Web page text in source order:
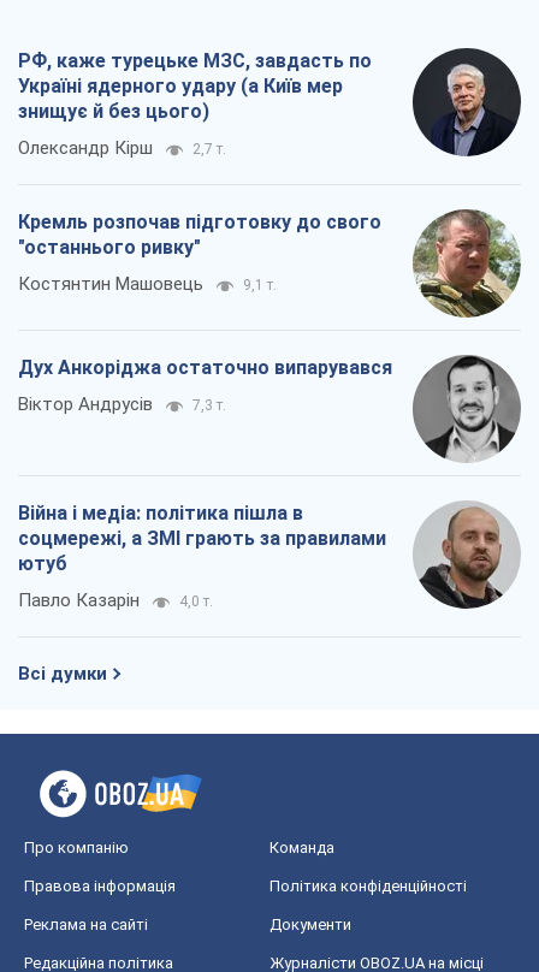
РФ, каже турецьке МЗС, завдасть по
Україні ядерного удару (а Київ мер
знищує й без цього)
Олександр Кірш 2,7 т.
Кремль розпочав підготовку до свого
"останнього ривку"
Костянтин Машовець 9,1 т.
Дух Анкоріджа остаточно випарувався
Віктор Андрусів 7,3 т.
Війна і медіа: політика пішла в
соцмережі, а ЗМІ грають за правилами
ютуб
Павло Казарін 4,0 т.
Всі думки
Про компанію Команда
Правова інформація Політика конфіденційності
Реклама на сайті Документи
Редакційна політика
Журналісти OBOZ.UA на місці